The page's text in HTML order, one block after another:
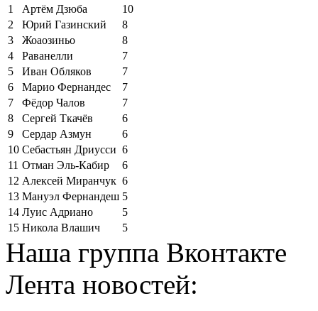
1
Артём Дзюба
10
2
Юрий Газинский
8
3
Жоаозиньо
8
4
Раванелли
7
5
Иван Обляков
7
6
Марио Фернандес
7
7
Фёдор Чалов
7
8
Сергей Ткачёв
6
9
Сердар Азмун
6
10 Себастьян Дриусси 6
11 Отман Эль-Кабир
6
12 Алексей Миранчук 6
13 Мануэл Фернандеш 5
14 Луис Адриано
5
15 Никола Влашич 5
Наша группа Вконтакте
Лента новостей: